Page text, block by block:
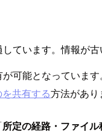
ています。情報が
可能となっています。
共有する方法があり
所定の経路・ファイ